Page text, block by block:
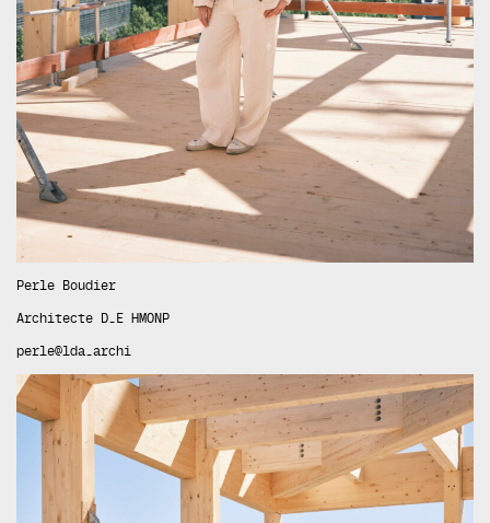
Perle Boudier
Architecte D.E HMONP
perle@lda.archi